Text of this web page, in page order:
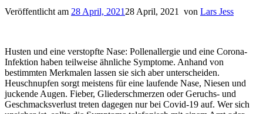
Veröffentlicht am 28 April, 2021 28 April, 2021 von Lars Jess
Husten und eine verstopfte Nase: Pollenallergie und eine Corona-
Infektion haben teilweise ähnliche Symptome. Anhand von
bestimmten Merkmalen lassen sie sich aber unterscheiden.
Heuschnupfen sorgt meistens für eine laufende Nase, Niesen und
juckende Augen. Fieber, Gliederschmerzen oder Geruchs- und
Geschmacksverlust treten dagegen nur bei Covid-19 auf. Wer sich